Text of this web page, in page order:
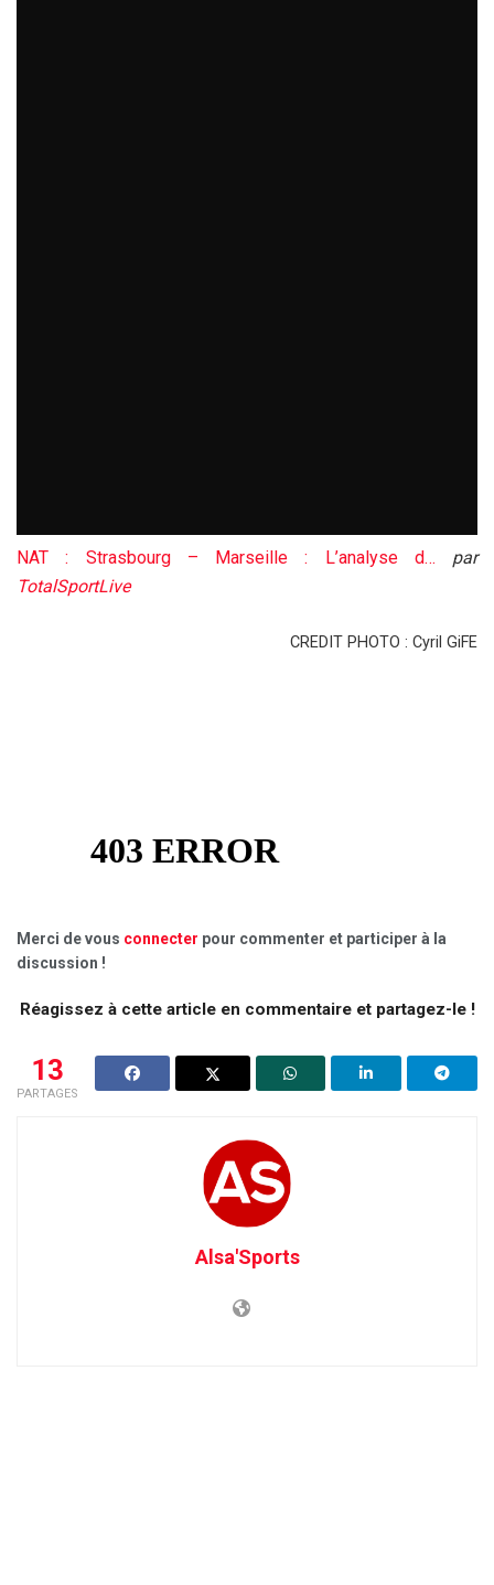
NAT : Strasbourg – Marseille : L’analyse d…
par
TotalSportLive
CREDIT PHOTO : Cyril GiFE
Merci de vous connecter pour commenter et participer à la
discussion !
Réagissez à cette article en commentaire et partagez-le !
13
PARTAGES
Alsa'Sports